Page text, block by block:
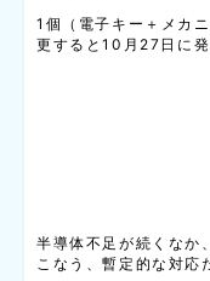
1個（電子キー＋メカ
更すると10月27日に発
半導体不足が続くなか
こなう、暫定的な対応